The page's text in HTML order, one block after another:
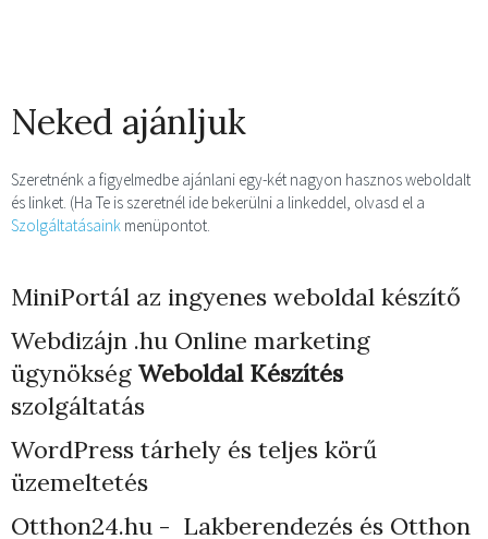
Neked ajánljuk
Szeretnénk a figyelmedbe ajánlani egy-két nagyon hasznos weboldalt
és linket. (Ha Te is szeretnél ide bekerülni a linkeddel, olvasd el a
Szolgáltatásaink menüpontot.
MiniPortál az ingyenes weboldal készítő
Webdizájn .hu Online marketing
ügynökség Weboldal Készítés
szolgáltatás
WordPress tárhely és teljes körű
üzemeltetés
Otthon24.hu - Lakberendezés és Otthon